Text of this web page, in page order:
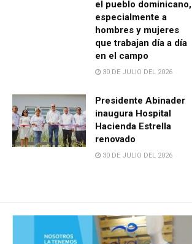
el pueblo dominicano,
especialmente a
hombres y mujeres
que trabajan día a día
en el campo
30 DE JULIO DEL 2026
Presidente Abinader
inaugura Hospital
Hacienda Estrella
renovado
30 DE JULIO DEL 2026